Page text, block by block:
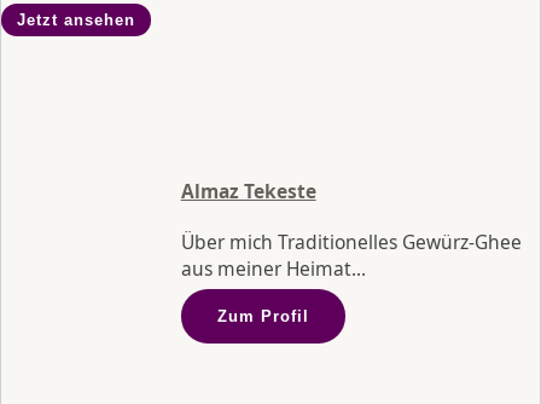
Jetzt ansehen
Almaz Tekeste
Über mich Traditionelles Gewürz-Ghee
aus meiner Heimat...
Zum Profil